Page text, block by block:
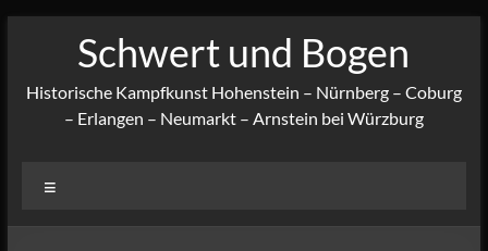
Schwert und Bogen
Historische Kampfkunst Hohenstein – Nürnberg – Coburg
– Erlangen – Neumarkt – Arnstein bei Würzburg